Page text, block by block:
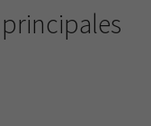
principales